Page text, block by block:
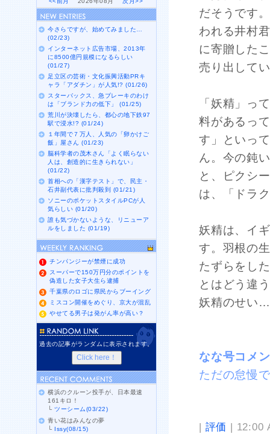
だそうです
われる井村
に寄贈した
売り出して
「妖精」っ
料があるっ
す」といっ
ん。今の鈍
と、ピクシ
は、「ドラ
妖精は、イ
す。羽根の
たずらをし
とはどう違
妖精のせい
なな号コ
ただの怠慢
| 評価 | 12:00
今さらですが、始めてみました…
(02/23)
インターネット広告市場、2013年
に8500億円規模になるらしい
(01/27)
足立区の芸術・文化振興活動PRキ
ャラ「アダチン」が人気!? (01/26)
スターバックス、急ブレーキのわけ
は「ブランド力の低下」 (01/25)
荒川が決壊したら、都心の地下鉄97
駅で浸水!? (01/24)
１年間で７万人、人気の「卵かけご
飯」屋さん (01/23)
脳科学者の茂木さん「よく眠らない
人は、創造的に生きられない」
(01/22)
首相への「漢字テスト」で、民主・
石井副代表に批判殺到 (01/21)
ソニーのポケットスタイルPCが人
気らしい (01/20)
誰も気づかないような、リニューア
ルをしました (01/19)
チンパンジーが禁煙に成功
スーパーで150万円分のポイントを
偽造した女子大生ら逮捕
千葉県のロゴに県民からブーイング
ミスコン開催をめぐり、京大が混乱
やせてる男子は発がん率が高い？
過去の記事がランダムに表示されます。
横浜のクルーン投手が、日本最速
161キロ！
└ツーシーム(03/22)
青い花はみんなの夢
└ Issy(08/15)